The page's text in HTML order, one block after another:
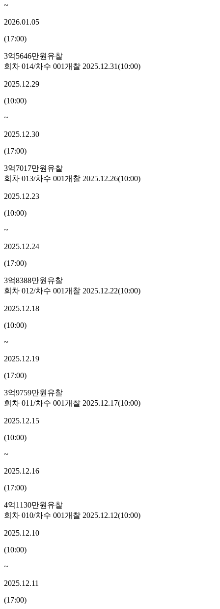
~
2026.01.05
(17:00)
3억5646만원 유찰
회차 014/차수 001개찰 2025.12.31(10:00)
2025.12.29
(10:00)
~
2025.12.30
(17:00)
3억7017만원 유찰
회차 013/차수 001개찰 2025.12.26(10:00)
2025.12.23
(10:00)
~
2025.12.24
(17:00)
3억8388만원 유찰
회차 012/차수 001개찰 2025.12.22(10:00)
2025.12.18
(10:00)
~
2025.12.19
(17:00)
3억9759만원 유찰
회차 011/차수 001개찰 2025.12.17(10:00)
2025.12.15
(10:00)
~
2025.12.16
(17:00)
4억1130만원 유찰
회차 010/차수 001개찰 2025.12.12(10:00)
2025.12.10
(10:00)
~
2025.12.11
(17:00)